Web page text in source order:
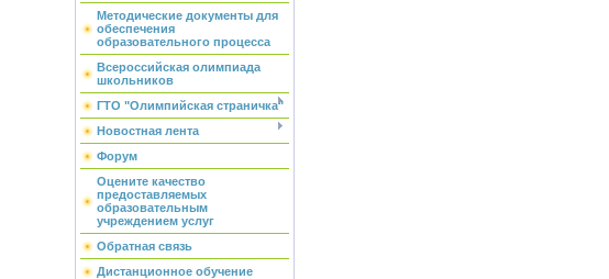
Методические документы для
обеспечения
образовательного процесса
Всероссийская олимпиада
школьников
ГТО "Олимпийская страничка"
Новостная лента
Форум
Оцените качество
предоставляемых
образовательным
учреждением услуг
Обратная связь
Дистанционное обучение